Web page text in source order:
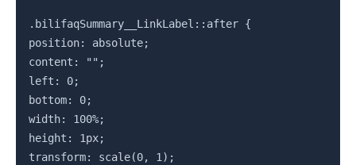
.bilifaqSummary__LinkLabel::after {
position: absolute;
content: "";
left: 0;
bottom: 0;
width: 100%;
height: 1px;
transform: scale(0, 1);